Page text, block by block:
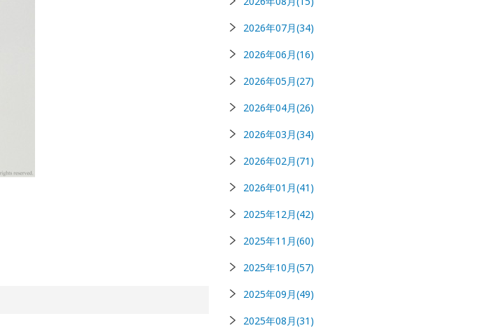
2026年07月(34)
2026年06月(16)
2026年05月(27)
2026年04月(26)
2026年03月(34)
2026年02月(71)
2026年01月(41)
2025年12月(42)
2025年11月(60)
2025年10月(57)
2025年09月(49)
2025年08月(31)